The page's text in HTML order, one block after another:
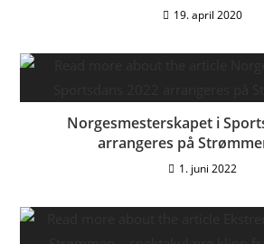
19. april 2020
Norgesmesterskapet i
arrangeres på
1. juni 2022